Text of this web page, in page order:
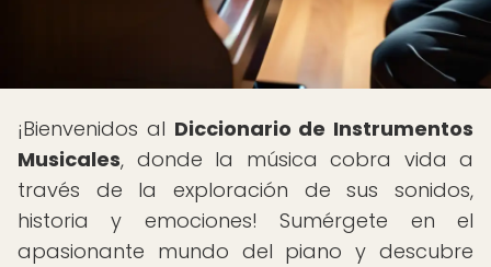
¡Bienvenidos al Diccionario de Instrumentos
Musicales, donde la música cobra vida a
través de la exploración de sus sonidos,
historia y emociones! Sumérgete en el
apasionante mundo del piano y descubre